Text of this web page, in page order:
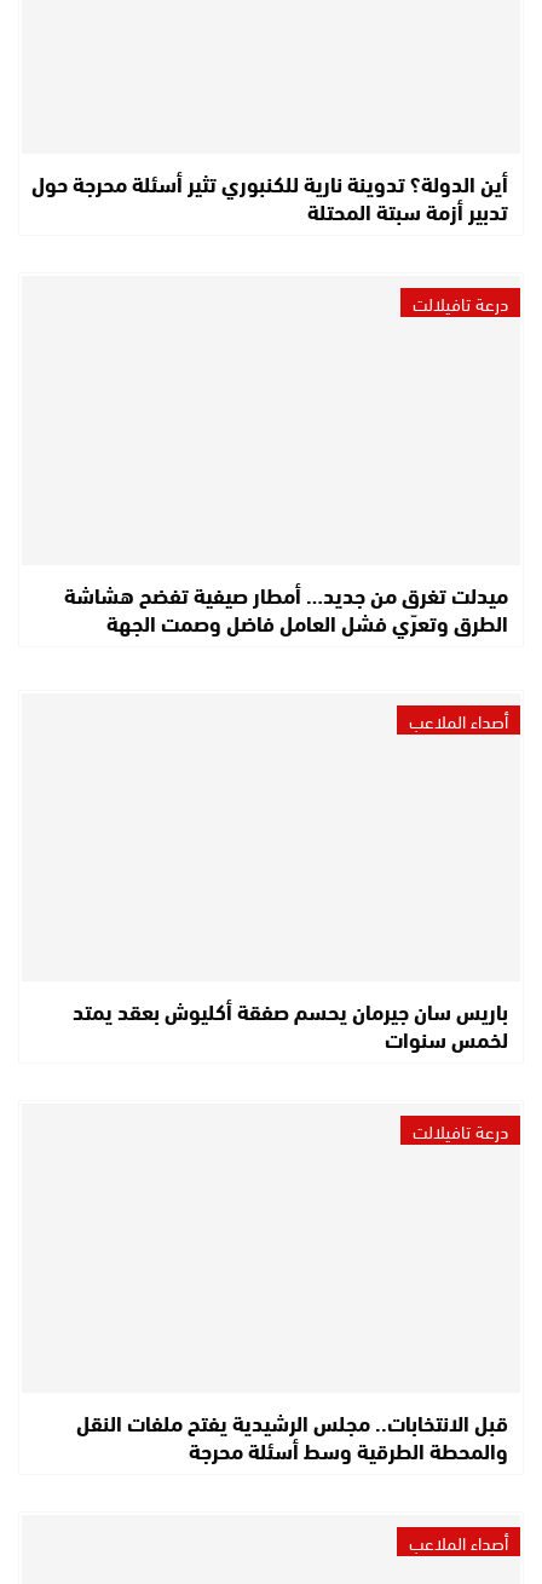
أين الدولة؟ تدوينة نارية للكنبوري تثير أسئلة محرجة حول
تدبير أزمة سبتة المحتلة
درعة تافيلالت
ميدلت تغرق من جديد… أمطار صيفية تفضح هشاشة
الطرق وتعرّي فشل العامل فاضل وصمت الجهة
أصداء الملاعب
باريس سان جيرمان يحسم صفقة أكليوش بعقد يمتد
لخمس سنوات
درعة تافيلالت
قبل الانتخابات.. مجلس الرشيدية يفتح ملفات النقل
والمحطة الطرقية وسط أسئلة محرجة
أصداء الملاعب